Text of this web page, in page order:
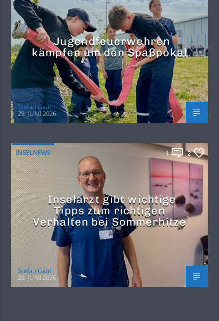
Jugendfeuerwehren
kämpfen um den Spaßpokal
Stefan Gaul
29. JUNI 2026
INSELNEWS 1 2
Inselarzt gibt wichtige
Tipps zum richtigen
Verhalten bei Sommerhitze
Stefan Gaul
28. JUNI 2026